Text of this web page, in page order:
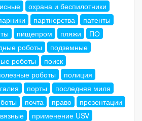
охрана и беспилотники
партнерства
патенты
пищепром пляжи
ПО
роботы
подземные
роботы
поиск
роботы
полиция
порты
последняя миля
почта право
презентации
применение USV